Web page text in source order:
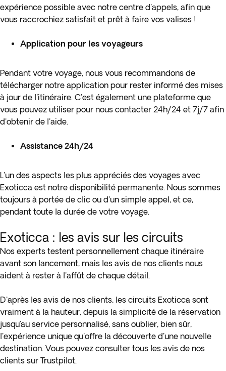
expérience possible avec notre centre d'appels, afin que
vous raccrochiez satisfait et prêt à faire vos valises !
Application pour les voyageurs
Pendant votre voyage, nous vous recommandons de
télécharger notre application pour rester informé des mises
à jour de l'itinéraire. C'est également une plateforme que
vous pouvez utiliser pour nous contacter 24h/24 et 7j/7 afin
d'obtenir de l'aide.
Assistance 24h/24
L'un des aspects les plus appréciés des voyages avec
Exoticca est notre disponibilité permanente. Nous sommes
toujours à portée de clic ou d'un simple appel, et ce,
pendant toute la durée de votre voyage.
Exoticca : les avis sur les circuits
Nos experts testent personnellement chaque itinéraire
avant son lancement, mais les avis de nos clients nous
aident à rester à l'affût de chaque détail.
D'après les avis de nos clients, les circuits Exoticca sont
vraiment à la hauteur, depuis la simplicité de la réservation
jusqu’au service personnalisé, sans oublier, bien sûr,
l'expérience unique qu'offre la découverte d'une nouvelle
destination. Vous pouvez consulter tous les avis de nos
clients sur Trustpilot.